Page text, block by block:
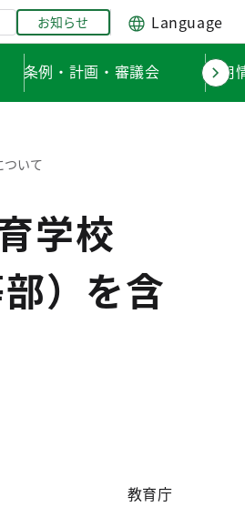
お知らせ Language
条例・計画・審議会 採用
いて
学校
）を含
教育庁